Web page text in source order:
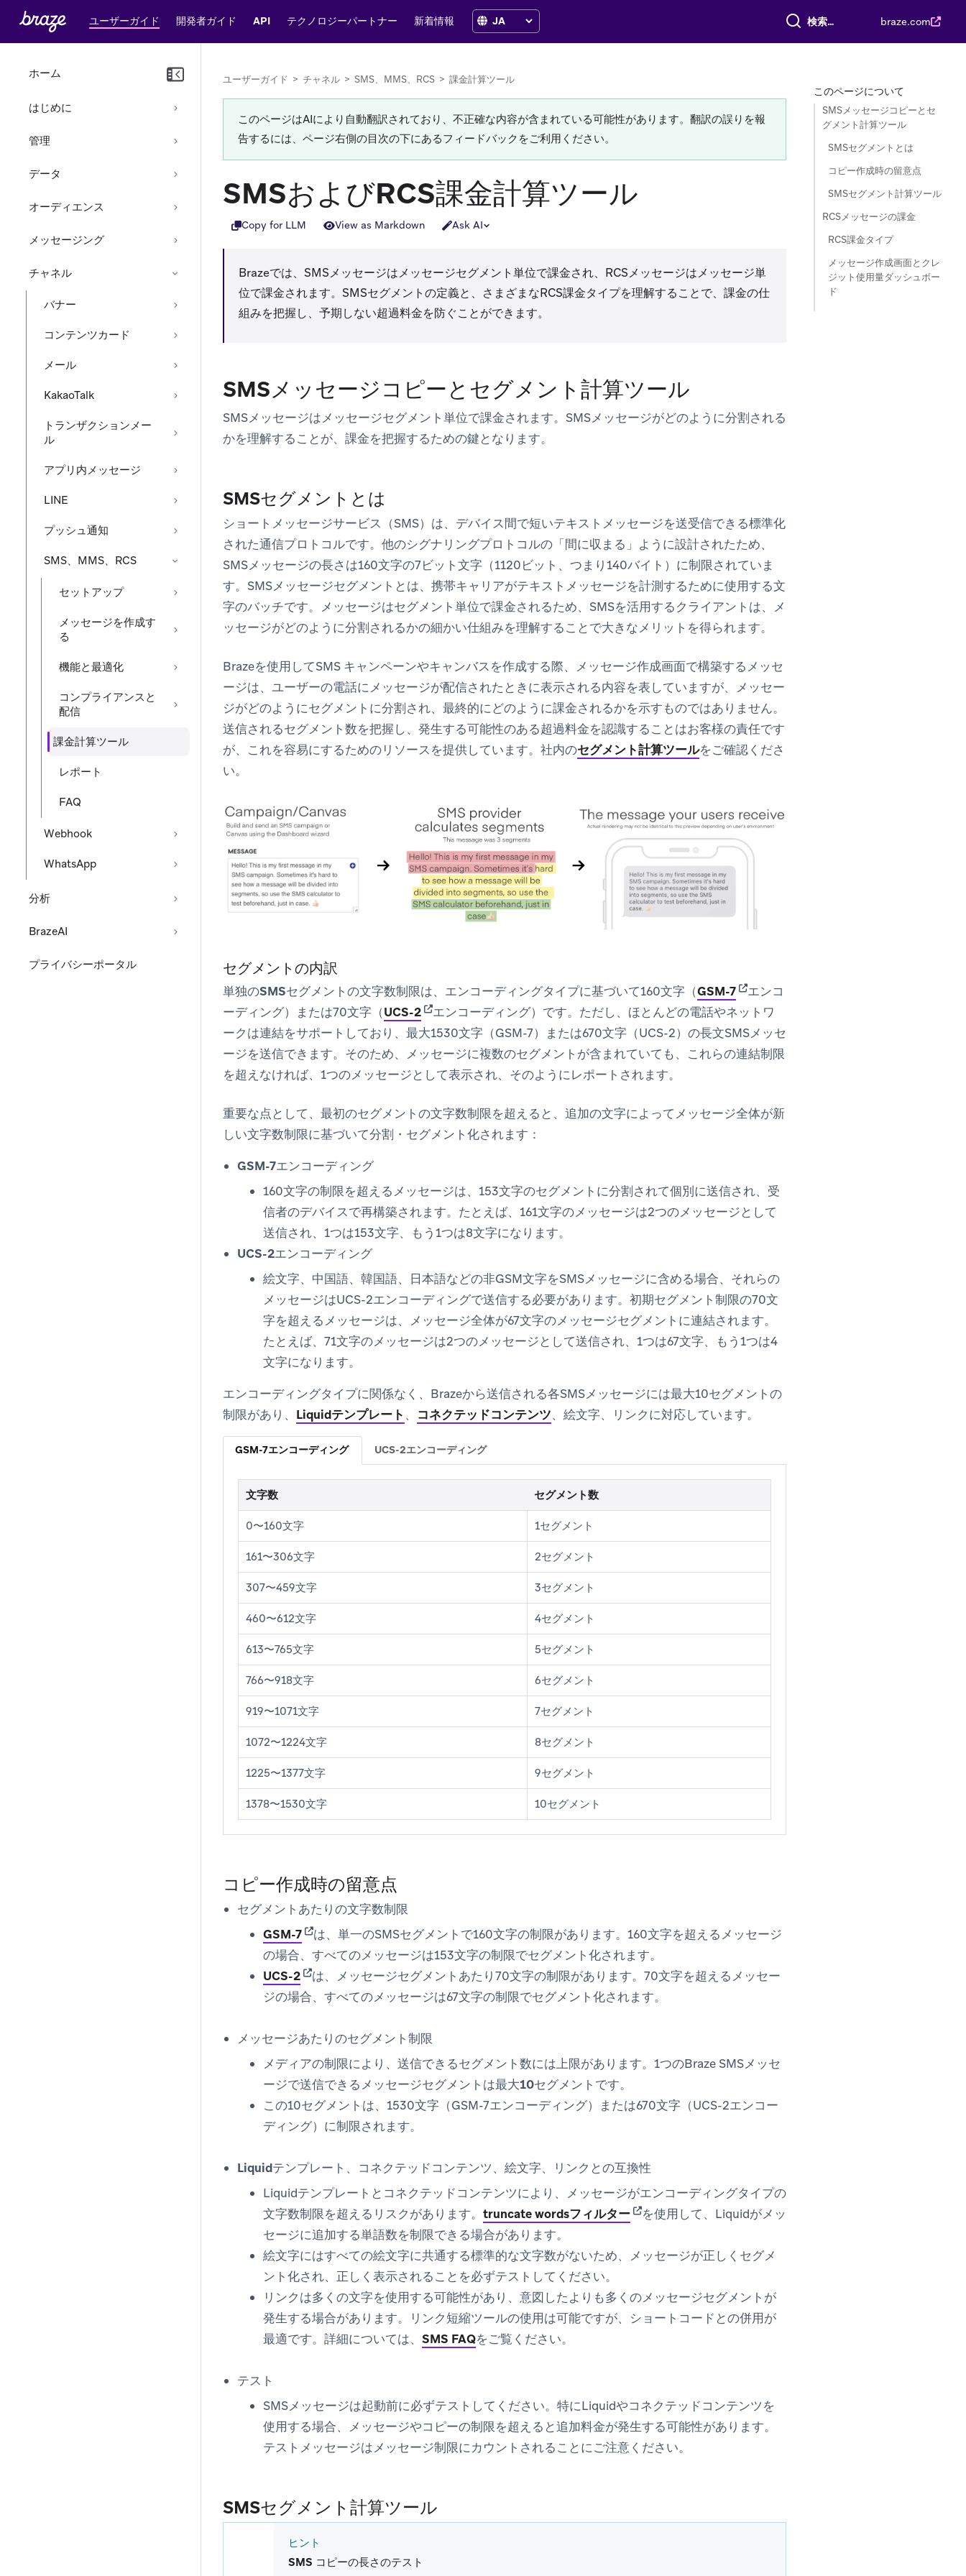
ユーザーガイド 開発者ガイド API テクノロジーパートナー 新着情報 すべて検索 braze.com
ホーム
はじめに
管理
データ
オーディエンス
メッセージング
チャネル
バナー
コンテンツカード
メール
KakaoTalk
トランザクションメー
ル
アプリ内メッセージ
LINE
プッシュ通知
SMS、MMS、RCS
セットアップ
メッセージを作成す
る
機能と最適化
コンプライアンスと
配信
課金計算ツール
レポート
FAQ
Webhook
WhatsApp
分析
BrazeAI
プライバシーポータル
ユーザーガイド > チャネル > SMS、MMS、RCS > 課金計算ツール
このページはAIにより自動翻訳されており、不正確な内容が含まれている可能性があります。翻訳の誤りを報
告するには、ページ右側の目次の下にあるフィードバックをご利用ください。
SMSおよびRCS課金計算ツール
Copy for LLM View as Markdown Ask AI
Brazeでは、SMSメッセージはメッセージセグメント単位で課金され、RCSメッセージはメッセージ単
位で課金されます。SMSセグメントの定義と、さまざまなRCS課金タイプを理解することで、課金の仕
組みを把握し、予期しない超過料金を防ぐことができます。
SMSメッセージコピーとセグメント計算ツール
SMSメッセージはメッセージセグメント単位で課金されます。SMSメッセージがどのように分割される
かを理解することが、課金を把握するための鍵となります。
SMSセグメントとは
ショートメッセージサービス（SMS）は、デバイス間で短いテキストメッセージを送受信できる標準化
された通信プロトコルです。他のシグナリングプロトコルの「間に収まる」ように設計されたため、
SMSメッセージの長さは160文字の7ビット文字（1120ビット、つまり140バイト）に制限されていま
す。SMSメッセージセグメントとは、携帯キャリアがテキストメッセージを計測するために使用する文
字のバッチです。メッセージはセグメント単位で課金されるため、SMSを活用するクライアントは、メ
ッセージがどのように分割されるかの細かい仕組みを理解することで大きなメリットを得られます。
Brazeを使用してSMS キャンペーンやキャンバスを作成する際、メッセージ作成画面で構築するメッセ
ージは、ユーザーの電話にメッセージが配信されたときに表示される内容を表していますが、 メッセー
ジがどのようにセグメントに分割され、最終的にどのように課金されるかを示すものではありません。
送信されるセグメント数を把握し、発生する可能性のある超過料金を認識することはお客様の責任です
が、これを容易にするためのリソースを提供しています。社内のセグメント計算ツールをご確認くださ
い。
セグメントの内訳
単独のSMSセグメントの文字数制限は、エンコーディングタイプに基づいて160文字（GSM-7(opens in new tab)
エンコ
ーディング）または70文字（UCS-2(opens in new tab)
エンコーディング）です。ただし、ほとんどの電話やネットワ
ークは連結をサポートしており、最大1530文字（GSM-7）または670文字（UCS-2）の長文SMSメッセ
ージを送信できます。そのため、メッセージに複数のセグメントが含まれていても、これらの連結制限
を超えなければ、1つのメッセージとして表示され、そのようにレポートされます。
重要な点として、 最初のセグメントの文字数制限を超えると、追加の文字によってメッセージ全体が新
しい文字数制限に基づいて分割・セグメント化されます ：
GSM-7エンコーディング
160文字の制限を超えるメッセージは、153文字のセグメントに分割されて個別に送信され、受
信者のデバイスで再構築されます。たとえば、161文字のメッセージは2つのメッセージとして
送信され、1つは153文字、もう1つは8文字になります。
UCS-2エンコーディング
絵文字、中国語、韓国語、日本語などの非GSM文字をSMSメッセージに含める場合、それらの
メッセージはUCS-2エンコーディングで送信する必要があります。初期セグメント制限の70文
字を超えるメッセージは、メッセージ全体が67文字のメッセージセグメントに連結されます。
たとえば、71文字のメッセージは2つのメッセージとして送信され、1つは67文字、もう1つは4
文字になります。
エンコーディングタイプに関係なく、Brazeから送信される各SMSメッセージには最大10セグメントの
制限があり、 Liquidテンプレート 、 コネクテッドコンテンツ、絵文字、リンクに対応しています。
GSM-7エンコーディング UCS-2エンコーディング
文字数 セグメント数
0〜160文字 1セグメント
161〜306文字 2セグメント
307〜459文字 3セグメント
460〜612文字 4セグメント
613〜765文字 5セグメント
766〜918文字 6セグメント
919〜1071文字 7セグメント
1072〜1224文字 8セグメント
1225〜1377文字 9セグメント
1378〜1530文字 10セグメント
コピー作成時の留意点
セグメントあたりの文字数制限
GSM-7(opens in new tab)
は、単一のSMSセグメントで160文字の制限があります。160文字を超えるメッセージ
の場合、すべてのメッセージは153文字の制限でセグメント化されます。
UCS-2(opens in new tab)
は、メッセージセグメントあたり70文字の制限があります。70文字を超えるメッセー
ジの場合、すべてのメッセージは67文字の制限でセグメント化されます。
メッセージあたりのセグメント制限
メディアの制限により、送信できるセグメント数には上限があります。1つのBraze SMSメッセ
ージで送信できるメッセージセグメントは最大10セグメント です。
この10セグメントは、1530文字（GSM-7エンコーディング）または670文字（UCS-2エンコー
ディング）に制限されます。
Liquidテンプレート、コネクテッドコンテンツ、絵文字、リンクとの互換性
Liquidテンプレートとコネクテッドコンテンツにより、メッセージがエンコーディングタイプの
文字数制限を超えるリスクがあります。 truncate wordsフィルター(opens in new tab)
を使用して、Liquidがメッ
セージに追加する単語数を制限できる場合があります。
絵文字にはすべての絵文字に共通する標準的な文字数がないため、メッセージが正しくセグメ
ント化され、正しく表示されることを必ずテストしてください。
リンクは多くの文字を使用する可能性があり、意図したよりも多くのメッセージセグメントが
発生する場合があります。リンク短縮ツールの使用は可能ですが、ショートコードとの併用が
最適です。詳細については、 SMS FAQをご覧ください。
テスト
SMSメッセージは起動前に必ずテストしてください。特にLiquidやコネクテッドコンテンツを
使用する場合、メッセージやコピーの制限を超えると追加料金が発生する可能性があります。
テストメッセージはメッセージ制限にカウントされることにご注意ください。
SMSセグメント計算ツール
ヒント
SMS コピーの長さのテスト
このページについて
SMSメッセージコピーとセ
グメント計算ツール
SMSセグメントとは
コピー作成時の留意点
SMSセグメント計算ツール
RCSメッセージの課金
RCS課金タイプ
メッセージ作成画面とクレ
ジット使用量ダッシュボー
ド